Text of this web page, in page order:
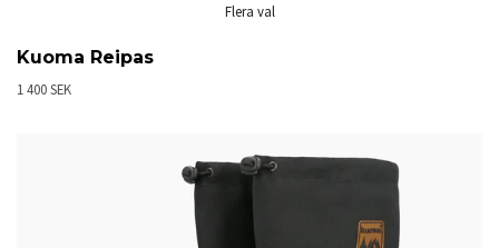
Flera val
Kuoma Reipas
1 400 SEK